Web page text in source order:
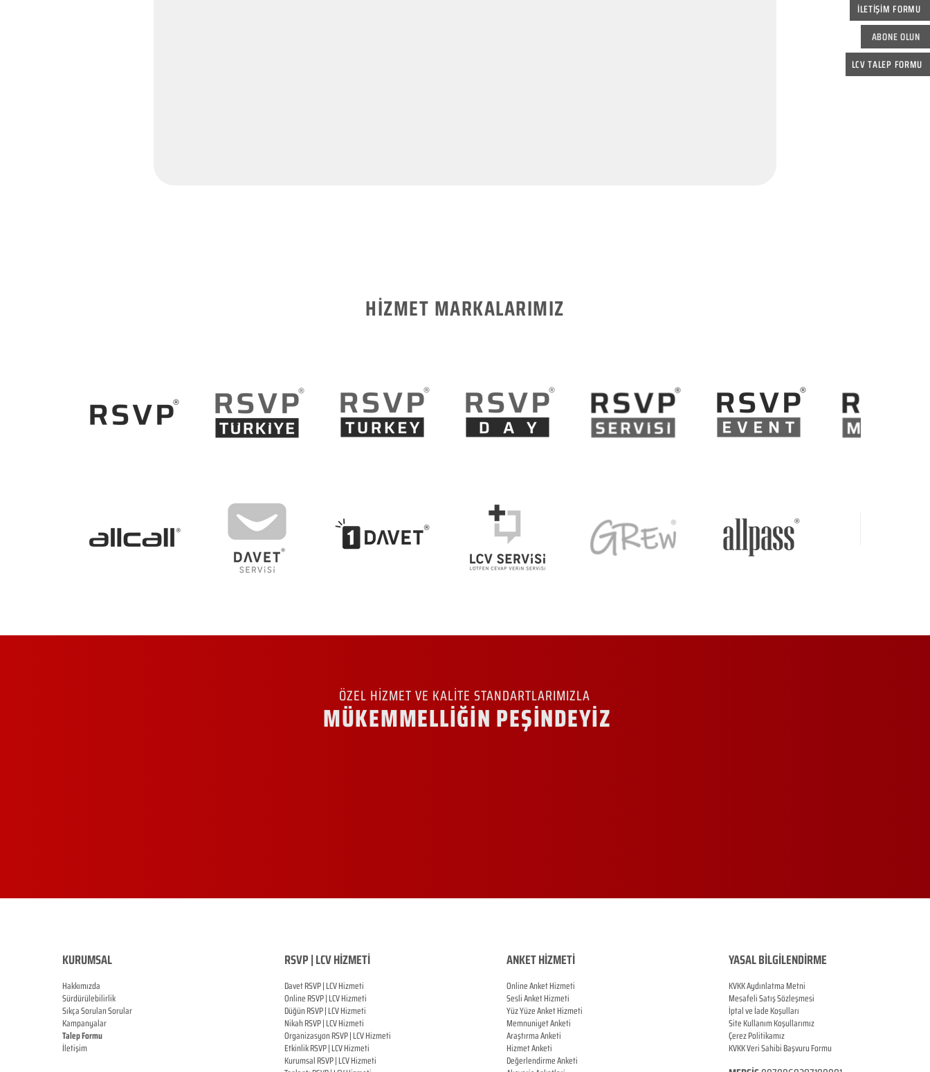
İLETİŞİM FORMU
ABONE OLUN
LCV TALEP FORMU
HİZMET MARKALARIMIZ
ÖZEL HİZMET VE KALİTE STANDARTLARIMIZLA
MÜKEMMELLİĞİN PEŞİNDEYİZ
KURUMSAL
Hakkımızda
Sürdürülebilirlik
Sıkça Sorulan Sorular
Kampanyalar
Talep Formu
İletişim
RSVP | LCV HİZMETİ
Davet RSVP | LCV Hizmeti
OnlineRSVP |LCV Hizmeti
DüğünRSVP |LCV Hizmeti
NikahRSVP |LCV Hizmeti
OrganizasyonRSVP |LCV Hizmeti
EtkinlikRSVP |LCV Hizmeti
KurumsalRSVP |LCV Hizmeti
ANKET HİZMETİ
Online Anket Hizmeti
Sesli Anket Hizmeti
Yüz Yüze Anket Hizmeti
Memnuniyet Anketi
Araştırma Anketi
Hizmet Anketi
Değerlendirme Anketi
YASAL BİLGİLENDİRME
KVKK Aydınlatma Metni
Mesafeli Satış Sözleşmesi
İptal ve İade Koşulları
Site Kullanım Koşullarımız
Çerez Politikamız
KVKK Veri Sahibi Başvuru Formu